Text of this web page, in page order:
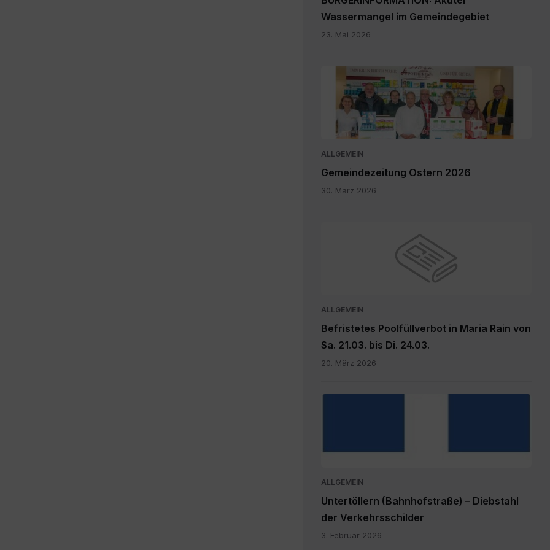
Wassermangel im Gemeindegebiet
23. Mai 2026
Maria
April
2026_INT.pdf
ALLGEMEIN
Gemeindezeitung Ostern 2026
30. März 2026
ALLGEMEIN
Befristetes Poolfüllverbot in Maria Rain von
Sa. 21.03. bis Di. 24.03.
20. März 2026
ALLGEMEIN
Untertöllern (Bahnhofstraße) – Diebstahl
der Verkehrsschilder
3. Februar 2026